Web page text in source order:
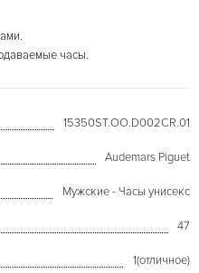
часы.
15350ST.OO.D002CR.01
Audemars Piguet
Мужские - Часы унисекс
47
1(отличное)